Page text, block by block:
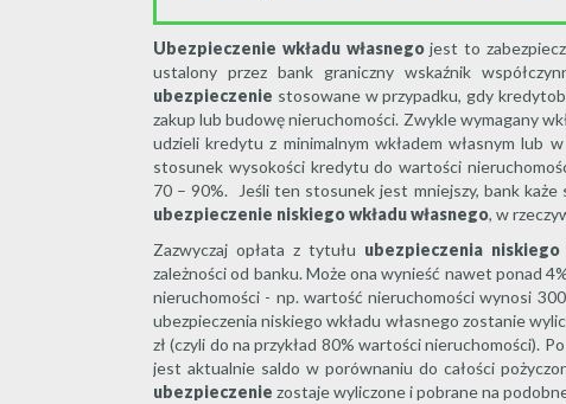
Ubezpieczenie wkładu własnegojest to
ustalony przez bank graniczny wskaźnik
ubezpieczenie stosowane w przypadku, gdy
zakup lub budowę nieruchomości. Zwykle wymagany
udzieli kredytu z minimalnym wkładem własnym lub
stosunek wysokości kredytu do wartości
70 – 90%. Jeśli ten stosunek jest mniejszy, bank
ubezpieczenie niskiego wkładu własnego, w
Zazwyczaj opłata z tytułu ubezpieczenia niskiego
zależności od banku. Może ona wynieść nawet ponad
nieruchomości - np. wartość nieruchomości wynosi
ubezpieczenia niskiego wkładu własnego zostanie
zł (czyli do na przykład 80% wartości nieruchomości).
jest aktualnie saldo w porównaniu do całości
ubezpieczenie zostaje wyliczone i pobrane na